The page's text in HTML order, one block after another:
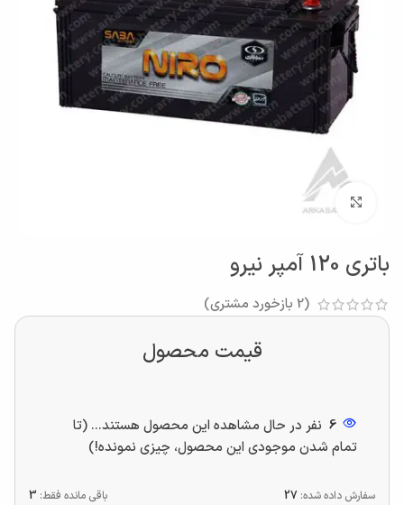
بزرگنمایی تصویر
باتری 120 آمپر نیرو
(
2 بازخورد مشتری)
قیمت محصول
6 نفر در حال مشاهده این محصول هستند... (تا
تمام شدن موجودی این محصول، چیزی نمونده!)
سفارش داده شده: 27 باقی مانده فقط: 3